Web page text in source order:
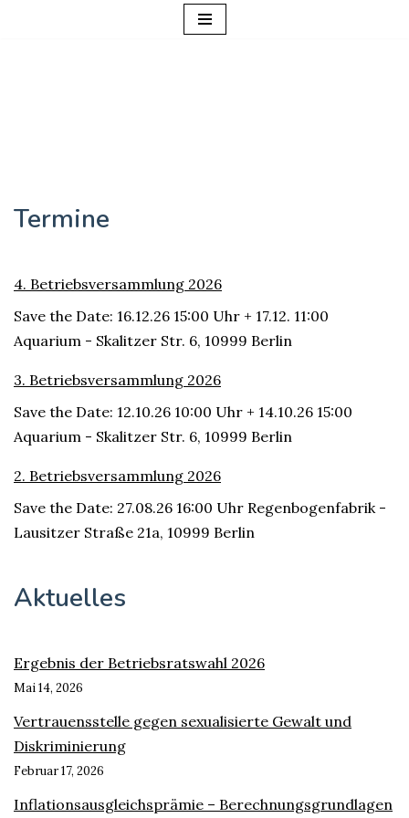
Termine
4. Betriebsversammlung 2026
Save the Date: 16.12.26 15:00 Uhr + 17.12. 11:00
Aquarium - Skalitzer Str. 6, 10999 Berlin
3. Betriebsversammlung 2026
Save the Date: 12.10.26 10:00 Uhr + 14.10.26 15:00
Aquarium - Skalitzer Str. 6, 10999 Berlin
2. Betriebsversammlung 2026
Save the Date: 27.08.26 16:00 Uhr Regenbogenfabrik -
Lausitzer Straße 21a, 10999 Berlin
Aktuelles
Ergebnis der Betriebsratswahl 2026
Mai 14, 2026
Vertrauensstelle gegen sexualisierte Gewalt und
Diskriminierung
Februar 17, 2026
Inflationsausgleichsprämie – Berechnungsgrundlagen